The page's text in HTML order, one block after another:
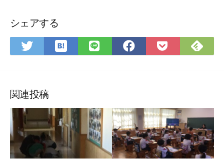
シェアする
Twitter
で
ア
は
て
ク
マ
ー
ク
に
LINE
で
Facebook
で
Pocket
に
で
関連投稿